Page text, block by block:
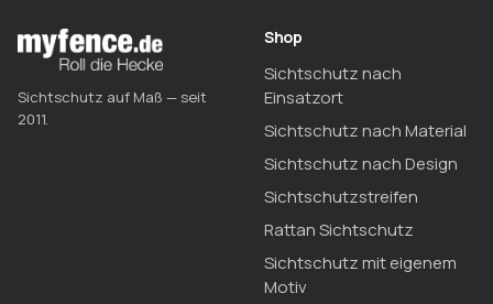
Sichtschutz auf Maß — seit
2011.
Shop
Sichtschutz nach
Einsatzort
Sichtschutz nach Material
Sichtschutz nach Design
Sichtschutzstreifen
Rattan Sichtschutz
Sichtschutz mit eigenem
Motiv